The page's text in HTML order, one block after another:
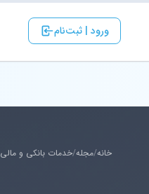
ورود | ثبت‌نام
خانه/مجله/خدمات بانکی و مالی